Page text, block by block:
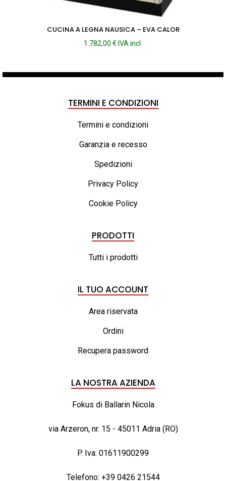
CUCINA A LEGNA NAUSICA – EVA CALOR
1.782,00 € IVA incl.
TERMINI E CONDIZIONI
Termini e condizioni
Garanzia e recesso
Spedizioni
Privacy Policy
Cookie Policy
PRODOTTI
Tutti i prodotti
IL TUO ACCOUNT
Area riservata
Ordini
Recupera password
LA NOSTRA AZIENDA
Fokus di Ballarin Nicola
via Arzeron, nr. 15 - 45011 Adria (RO)
P. Iva: 01611900299
Telefono: +39 0426 21544